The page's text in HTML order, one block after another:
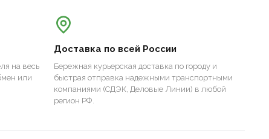
на весь
или
Доставка по всей России
Бережная курьерская доставка по городу и
быстрая отправка надежными транспортными
компаниями (СДЭК, Деловые Линии) в любой
регион РФ.